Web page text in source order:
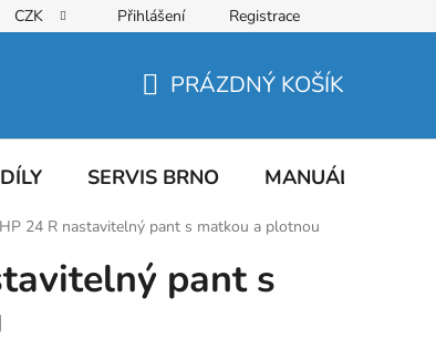
CZK Přihlášení Registrace
KOŠÍK
PRÁZDNÝ KOŠÍK
SERVIS BRNO MANUÁLY
24 R nastavitelný pant s matkou a plotnou
pant s